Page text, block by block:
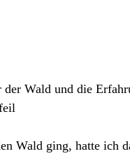
Wald und die
Wald ging, hatte ich